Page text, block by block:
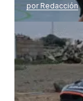
por Redacción